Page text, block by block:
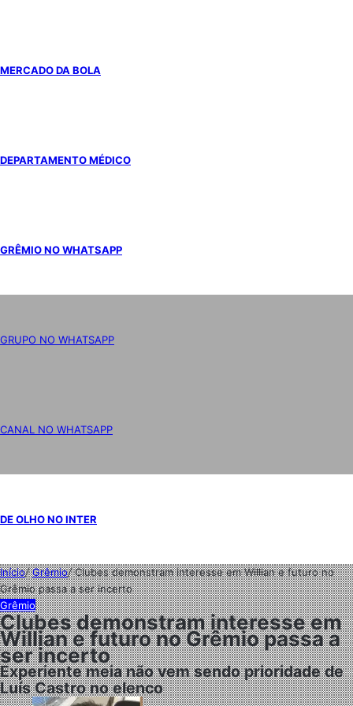
MERCADO DA BOLA
DEPARTAMENTO MÉDICO
GRÊMIO NO WHATSAPP
GRUPO NO WHATSAPP
CANAL NO WHATSAPP
DE OLHO NO INTER
Início/Grêmio/Clubes demonstram interesse em Willian e futuro no
Grêmio passa a ser incerto
Grêmio
Clubes demonstram interesse em
Willian e futuro no Grêmio passa a
ser incerto
Experiente meia não vem sendo prioridade de
Luís Castro no elenco